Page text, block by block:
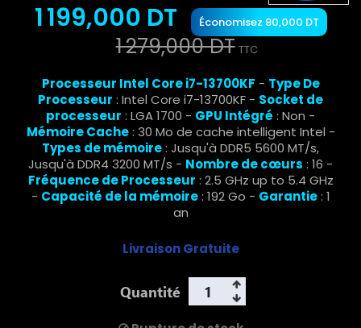
1 199,000 DT Économisez 80,000 DT
1 279,000 DT TTC
Processeur Intel Core i7-13700KF - Type De
Processeur : Intel Core i7-13700KF - Socket de
processeur : LGA 1700 - GPU Intégré : Non -
Mémoire Cache: 30 Mo de cache intelligent Intel -
Types de mémoire: Jusqu'à DDR5 5600 MT/s,
Jusqu'à DDR4 3200 MT/s - Nombre de cœurs : 16 -
Fréquence de Processeur : 2.5 GHz up to 5.4 GHz
- Capacité de la mémoire: 192 Go - Garantie: 1
an
Livraison Gratuite
Quantité